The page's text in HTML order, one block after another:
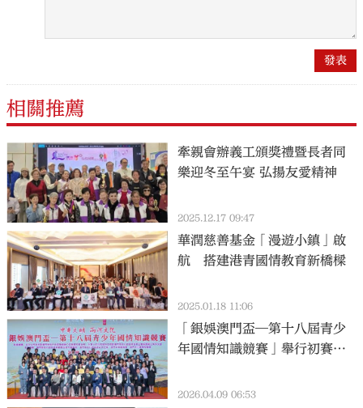
相關推薦
牽親會辦義工頒獎禮暨長者同
樂迎冬至午宴 弘揚友愛精神
2025.12.17 09:47
華潤慈善基金「漫遊小鎮」啟
航 搭建港青國情教育新橋樑
2025.01.18 11:06
「銀娛澳門盃—第十八屆青少
年國情知識競賽」舉行初賽頒
2026.04.09 06:53